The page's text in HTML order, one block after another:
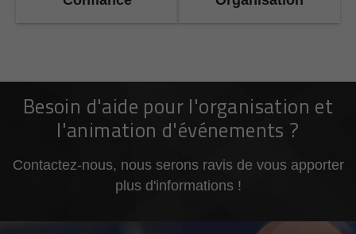
Besoin d'aide pour l'organisation et
l'animation d'événements ?
Contactez-nous, nous serons ravis de vous apporter
plus d'informations !